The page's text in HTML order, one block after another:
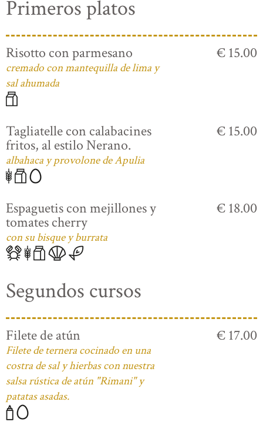
Primeros platos
Risotto con parmesano
cremado con mantequilla de lima y
sal ahumada
€ 15.00
Tagliatelle con calabacines
fritos, al estilo Nerano.
albahaca y provolone de Apulia
€ 15.00
Espaguetis con mejillones y
tomates cherry
con su bisque y burrata
€ 18.00
Segundos cursos
Filete de atún
Filete de ternera cocinado en una
costra de sal y hierbas con nuestra
salsa rústica de atún "Rimani" y
patatas asadas.
€ 17.00